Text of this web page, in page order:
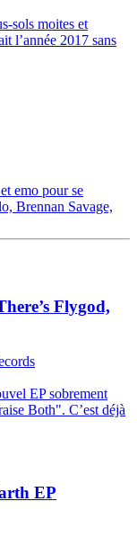
sols moites et
l’année 2017 sans
emo pour se
Brennan Savage,
Flygod,
EP sobrement
Both". C’est déjà
EP